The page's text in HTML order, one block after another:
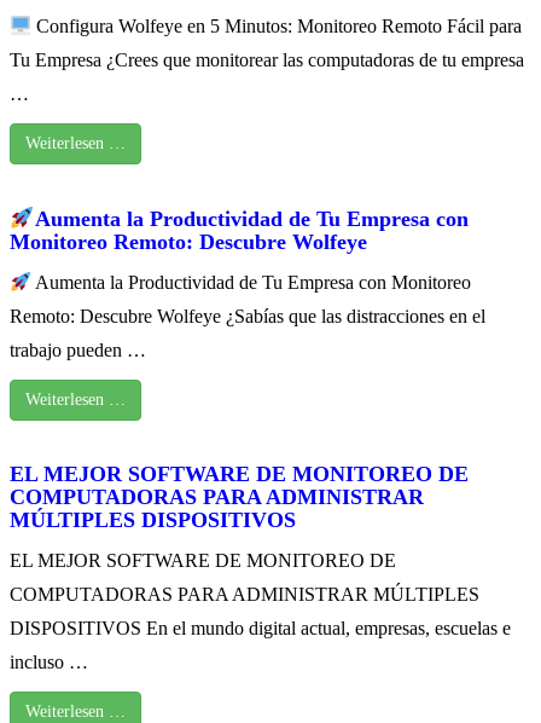
Configura Wolfeye en 5 Minutos: Monitoreo Remoto Fácil para
Tu Empresa ¿Crees que monitorear las computadoras de tu empresa
…
Weiterlesen …
Aumenta la Productividad de Tu Empresa con
Monitoreo Remoto: Descubre Wolfeye
Aumenta la Productividad de Tu Empresa con Monitoreo
Remoto: Descubre Wolfeye ¿Sabías que las distracciones en el
trabajo pueden …
Weiterlesen …
EL MEJOR SOFTWARE DE MONITOREO DE
COMPUTADORAS PARA ADMINISTRAR
MÚLTIPLES DISPOSITIVOS
EL MEJOR SOFTWARE DE MONITOREO DE
COMPUTADORAS PARA ADMINISTRAR MÚLTIPLES
DISPOSITIVOS En el mundo digital actual, empresas, escuelas e
incluso …
Weiterlesen …